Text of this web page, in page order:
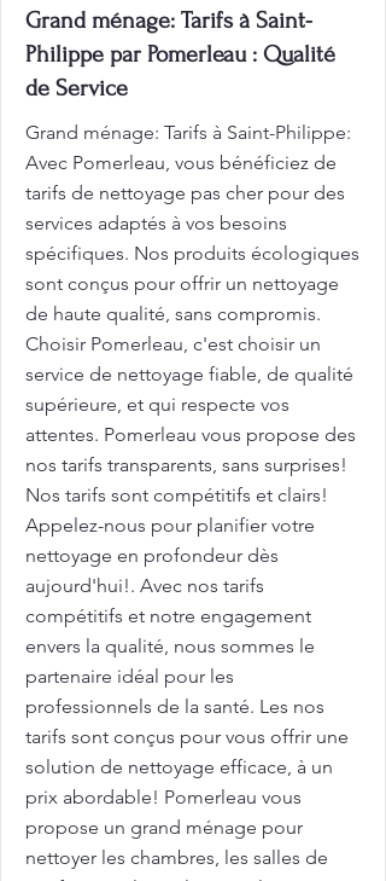
Grand ménage: Tarifs à Saint-
Philippe par Pomerleau : Qualité
de Service
Grand ménage: Tarifs à Saint-Philippe:
Avec Pomerleau, vous bénéficiez de
tarifs de nettoyage pas cher pour des
services adaptés à vos besoins
spécifiques. Nos produits écologiques
sont conçus pour offrir un nettoyage
de haute qualité, sans compromis.
Choisir Pomerleau, c'est choisir un
service de nettoyage fiable, de qualité
supérieure, et qui respecte vos
attentes. Pomerleau vous propose des
nos tarifs transparents, sans surprises!
Nos tarifs sont compétitifs et clairs!
Appelez-nous pour planifier votre
nettoyage en profondeur dès
aujourd'hui!. Avec nos tarifs
compétitifs et notre engagement
envers la qualité, nous sommes le
partenaire idéal pour les
professionnels de la santé. Les nos
tarifs sont conçus pour vous offrir une
solution de nettoyage efficace, à un
prix abordable! Pomerleau vous
propose un grand ménage pour
nettoyer les chambres, les salles de